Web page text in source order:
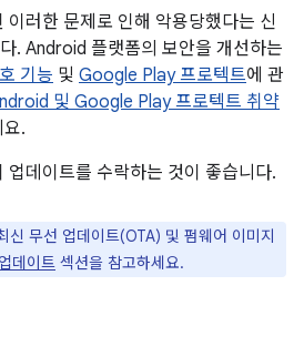
이러한 문제로 인해 악용당했다는 신
. Android 플랫폼의 보안을 개선하는
기능 및 Google Play 프로텍트에 관
및 Google Play 프로텍트 취약
.
업데이트를 수락하는 것이 좋습니다.
무선 업데이트(OTA) 및 펌웨어 이미지
데이트 섹션을 참고하세요.